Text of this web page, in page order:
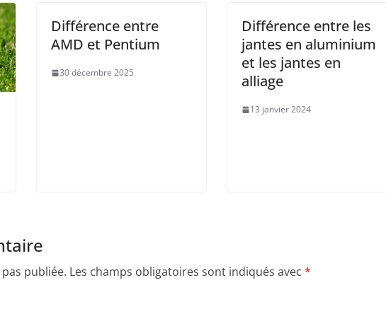
Différence entre
AMD et Pentium
30 décembre 2025
Différence entre les
jantes en aluminium
et les jantes en
alliage
13 janvier 2024
publiée. Les champs obligatoires sont indiqués avec *